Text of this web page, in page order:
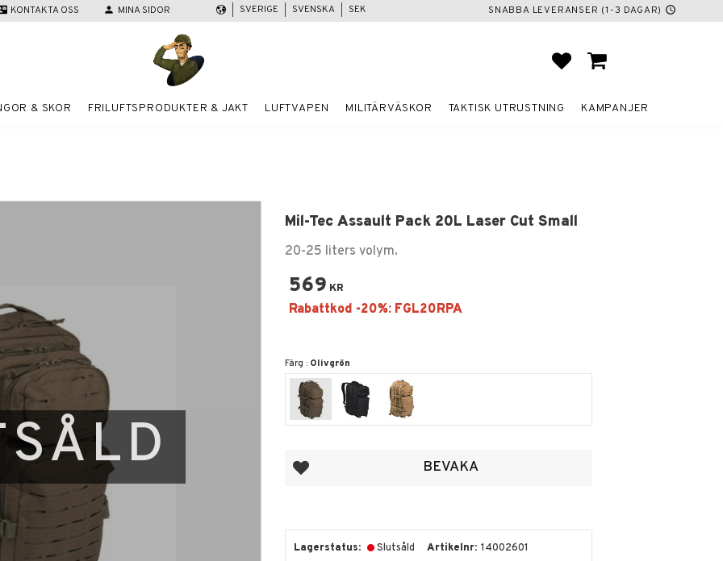
KONTAKTA OSS person MINA SIDOR SNABBA LEVERANSER (1-3 DAGAR) schedule
SVERIGE SVENSKA SEK
FAVORITER
KUNDVAGN
& SKOR FRILUFTSPRODUKTER & JAKT LUFTVAPEN MILITÄRVÄSKOR TAKTISK UTRUSTNING KAMPANJER
Mil-Tec Assault Pack 20L Laser Cut Small
20-25 liters volym.
569 KR
Färg : Olivgrön
Lägg till i favoriter BEVAKA
Lagerstatus Slutsåld Artikelnr 14002601